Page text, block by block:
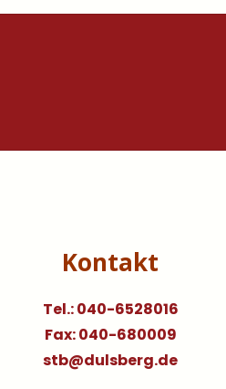
Kontakt
Tel.: 040-6528016
Fax: 040-680009
stb@dulsberg.de